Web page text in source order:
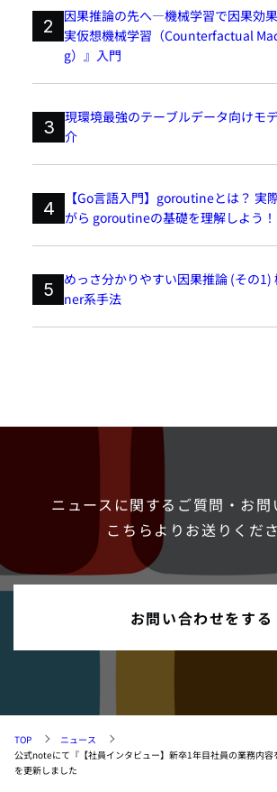
2
因果推論の先へ―機械学習で因果効
実仮想機械学習（Counterfactual
g）』入門
3 現環境最強のテーブルデータ向けモ
介
4
【Go言語入門】goroutineとは？ 実
がら goroutineの基礎を理解しよう！
5
めっさ分かりやすい因果推論 (その
ner系手法
ニュースに関するご質問・お問
こちらよりお送りくだ
お問い合わせをする
TOP
ニュース
公式noteにて『【社員インタビュー】新卒1年目社員の業務内
を更新しました